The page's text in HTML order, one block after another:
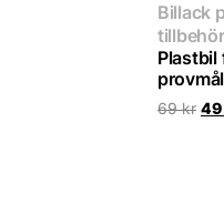
Billack
tillbehör
Plastbil
69kr Det
49